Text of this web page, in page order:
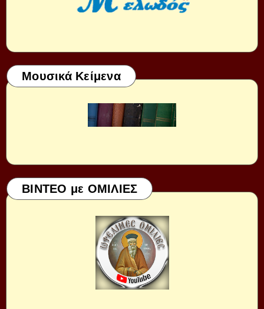
Μουσικά Κείμενα
ΒΙΝΤΕΟ με ΟΜΙΛΙΕΣ